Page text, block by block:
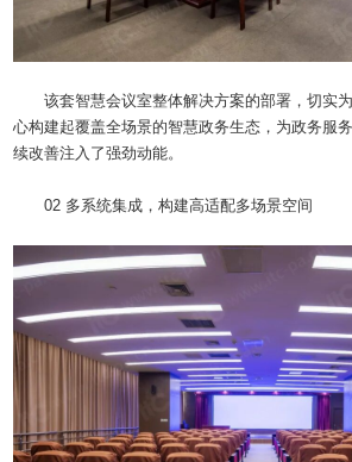
该套智慧会议室整体解决方案的部署，切实
心构建起覆盖全场景的智慧政务生态，为政务服
续改善注入了强劲动能。
02 多系统集成，构建高适配多场景空间